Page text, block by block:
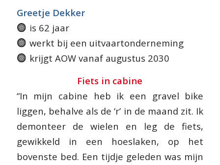
Greetje Dekker
is 62 jaar
werkt bij een uitvaartonderneming
krijgt AOW vanaf augustus 2030
Fiets in cabine
“In mijn cabine heb ik een gravel bike
liggen, behalve als de ‘r’ in de maand zit. Ik
demonteer de wielen en leg de fiets,
gewikkeld in een hoeslaken, op het
bovenste bed. Een tijdje geleden was mijn